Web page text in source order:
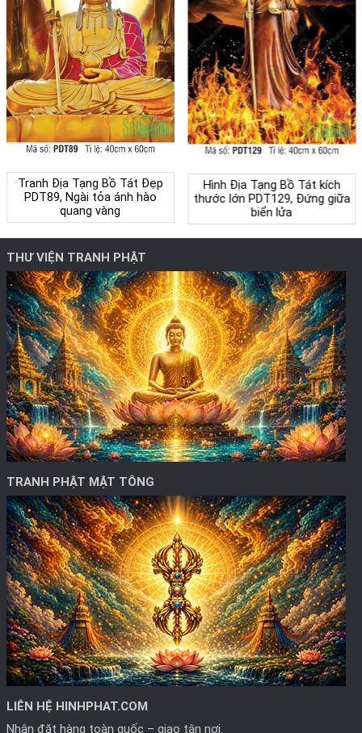
Tranh Địa Tạng Bồ Tát Đẹp
PDT89, Ngài tỏa ánh hào
quang vàng
Hình Địa Tạng Bồ Tát kích
thước lớn PDT129, Đứng giữa
biển lửa
THƯ VIỆN TRANH PHẬT
TRANH PHẬT MẬT TÔNG
LIÊN HỆ HINHPHAT.COM
Nhận đặt hàng toàn quốc – giao tận nơi.